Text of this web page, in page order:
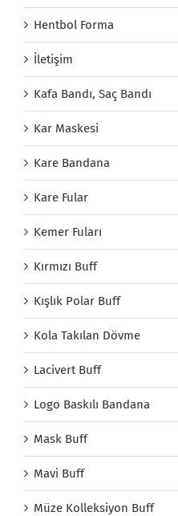
Hentbol Forma
İletişim
Kafa Bandı, Saç Bandı
Kar Maskesi
Kare Bandana
Kare Fular
Kemer Fuları
Kırmızı Buff
Kışlık Polar Buff
Kola Takılan Dövme
Lacivert Buff
Logo Baskılı Bandana
Mask Buff
Mavi Buff
Müze Kolleksiyon Buff